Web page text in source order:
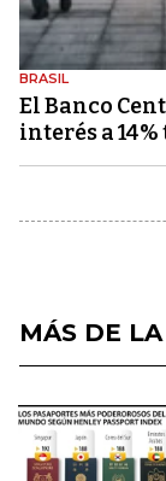
BRASIL
El Banco
interés a
MÁS DE